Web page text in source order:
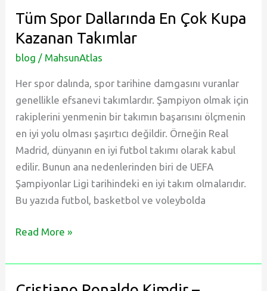
Nasıl
Oynanır?
Tüm Spor Dallarında En Çok Kupa
Kazanan Takımlar
blog / MahsunAtlas
Her spor dalında, spor tarihine damgasını vuranlar
genellikle efsanevi takımlardır. Şampiyon olmak için
rakiplerini yenmenin bir takımın başarısını ölçmenin
en iyi yolu olması şaşırtıcı değildir. Örneğin Real
Madrid, dünyanın en iyi futbol takımı olarak kabul
edilir. Bunun ana nedenlerinden biri de UEFA
Şampiyonlar Ligi tarihindeki en iyi takım olmalarıdır.
Bu yazıda futbol, basketbol ve voleybolda
Tüm
Dallarında
Read More »